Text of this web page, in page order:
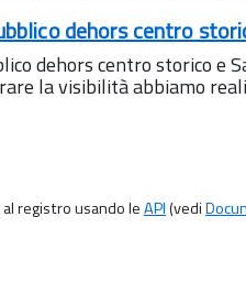
dehors centro
dehors centro storico e
la visibilità abbiamo
registro usando leAPI(vedi